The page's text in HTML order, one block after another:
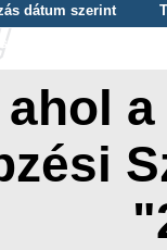
dátum szerint